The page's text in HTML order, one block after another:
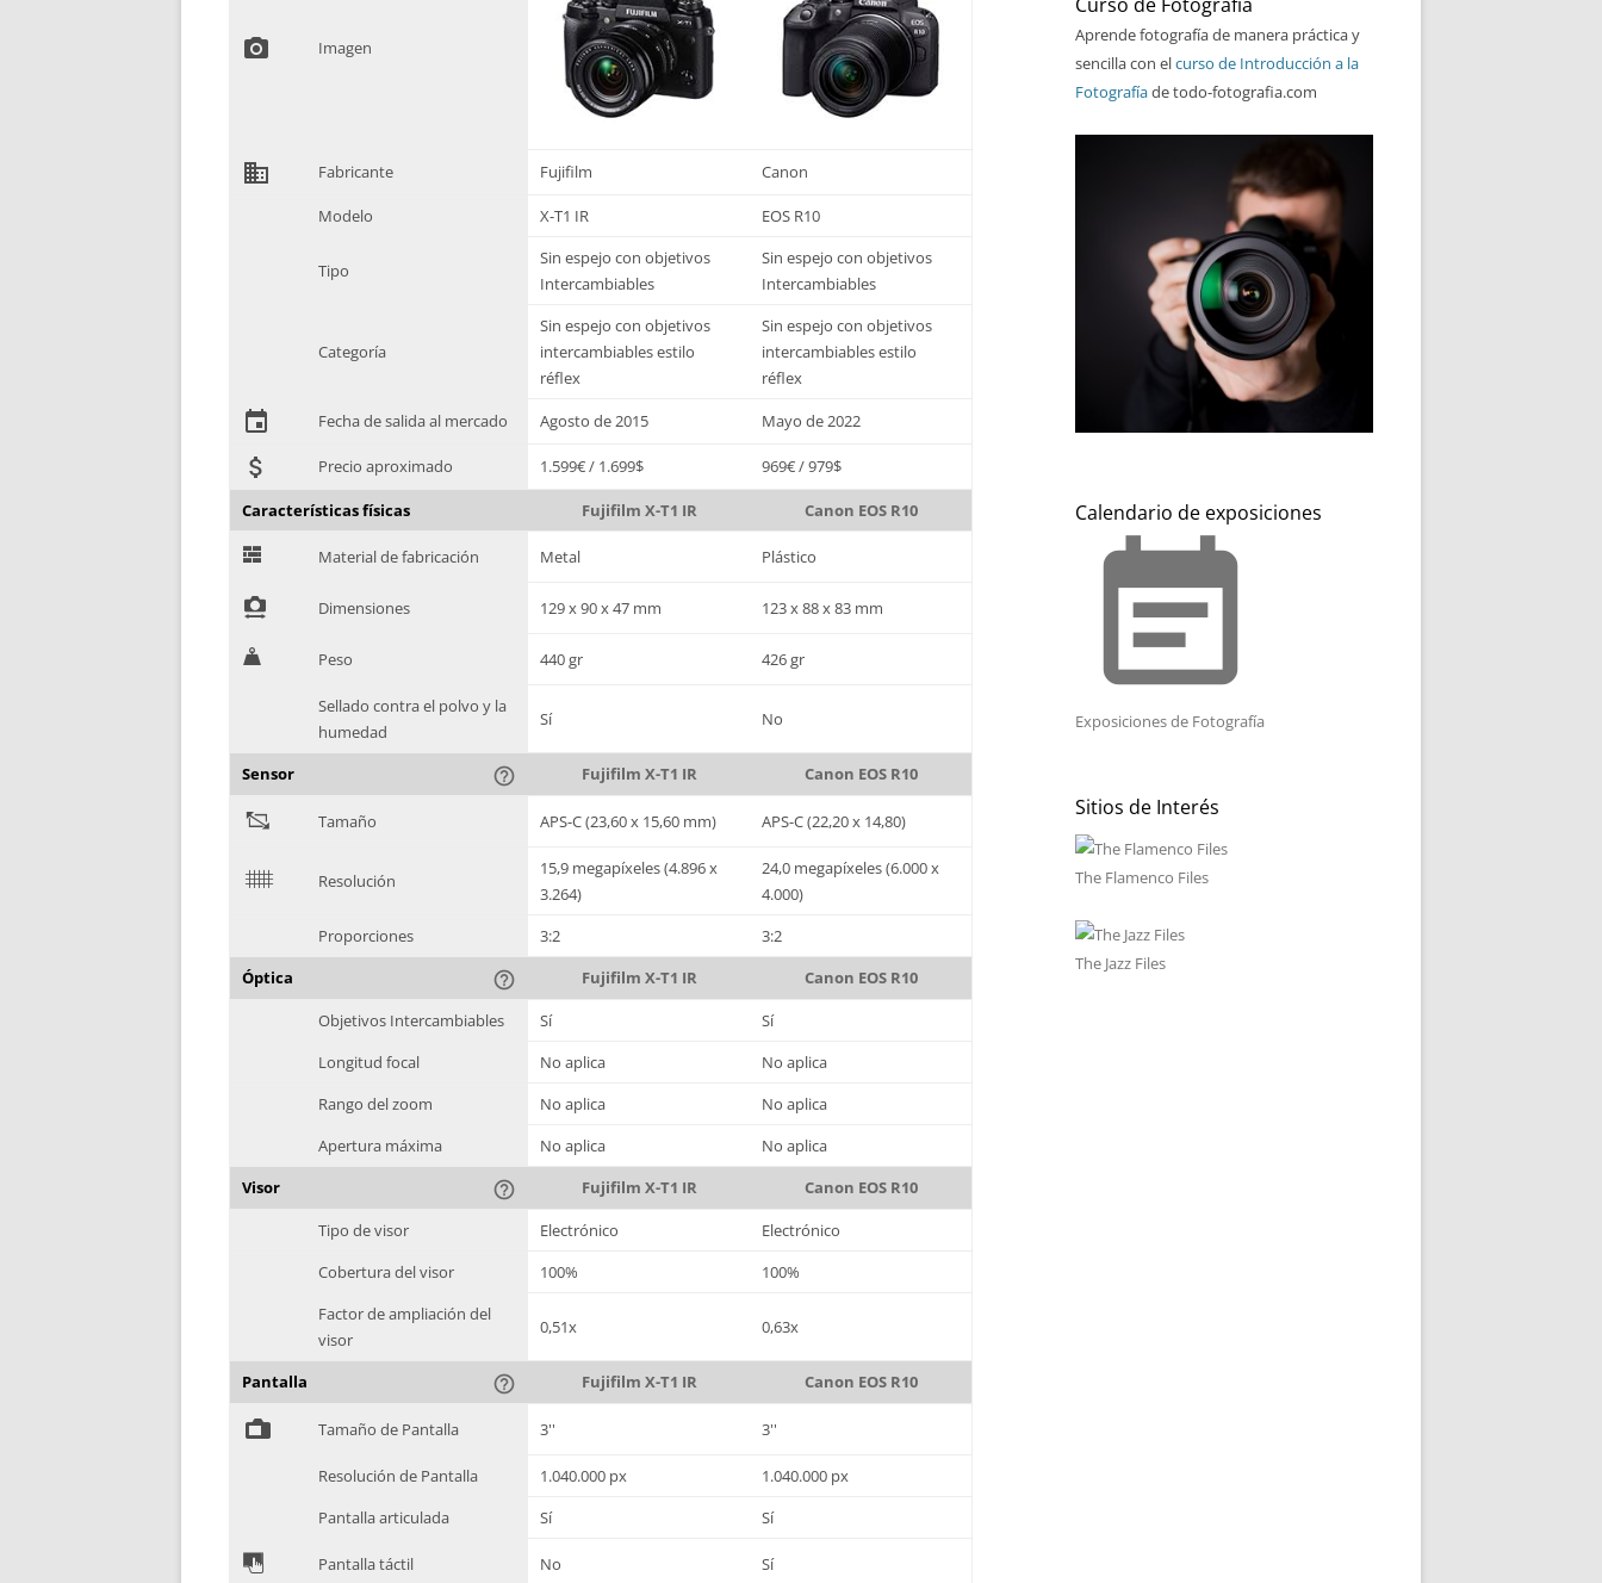
photo_camera Imagen
domain Fabricante Fujifilm Canon
Modelo X-T1 IR EOS R10
Tipo
Sin espejo con objetivos
Intercambiables
Sin espejo con objetivos
Intercambiables
Categoría
Sin espejo con objetivos
intercambiables estilo
réflex
Sin espejo con objetivos
intercambiables estilo
réflex
event Fecha de salida al mercado Agosto de 2015 Mayo de 2022
attach_money Precio aproximado 1.599€ / 1.699$ 969€ / 979$
Características físicas Fujifilm X-T1 IR Canon EOS R10
G Material de fabricación Metal Plástico
! Dimensiones 129 x 90 x 47 mm 123 x 88 x 83 mm
H Peso 440 gr 426 gr
Sellado contra el polvo y la
humedad
Sí No
Sensor help_outline Fujifilm X-T1 IR Canon EOS R10
" Tamaño APS-C (23,60 x 15,60 mm) APS-C (22,20 x 14,80)
$ Resolución
15,9 megapíxeles (4.896 x
3.264)
24,0 megapíxeles (6.000 x
4.000)
Proporciones
3:2
3:2
Óptica
help_outline Fujifilm X-T1 IR
Canon EOS R10
Objetivos Intercambiables
Sí
Sí
Longitud focal
No aplica
No aplica
Rango del zoom
No aplica
No aplica
Apertura máxima
No aplica
No aplica
Visor
help_outline Fujifilm X-T1 IR
Canon EOS R10
Tipo de visor
Electrónico
Electrónico
Cobertura del visor
100%
100%
Factor de ampliación del
visor
0,51x 0,63x
Pantalla help_outline Fujifilm X-T1 IR Canon EOS R10
% Tamaño de Pantalla 3'' 3''
Resolución de Pantalla 1.040.000 px
1.040.000 px
Pantalla articulada
Sí Sí
& Pantalla táctil No Sí
Aprende fotografía de manera práctica y
sencilla con elcurso de Introducción a la
Fotografíade todo-fotografia.com
Calendario de exposiciones
event_note
Exposiciones de Fotografía
Sitios de Interés
The Flamenco Files
The Jazz Files